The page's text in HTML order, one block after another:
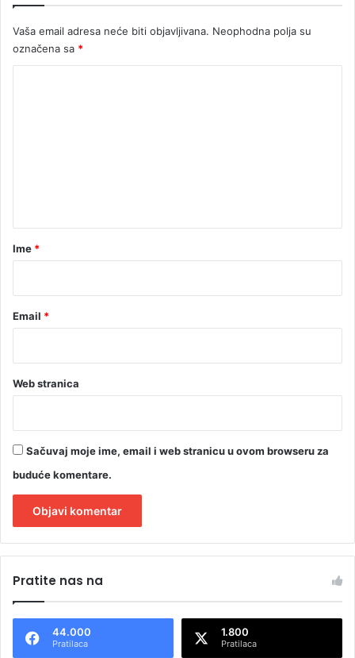
n
i
Vaša email adresa neće biti objavljivana. Neophodna polja su
označena sa *
rIme *
Email *
Web stranica
Sačuvaj moje ime, email i web stranicu u ovom browseru za
buduće komentare.
tPratite nas na
44.000
Pratilaca
1.800
Pratilaca